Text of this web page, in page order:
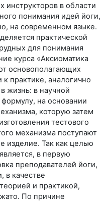
инструкторов в области
понимания идей йоги,
на современном языке.
практической
для понимания
курса «Аксиоматика
основополагающих
практике, аналогично
жизнь: в научной
на основании
которую затем
тестового
механизма поступают
изделие. Так как целью
в первую
преподавателей йоги,
в качестве
и практикой,
По причине